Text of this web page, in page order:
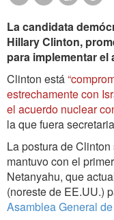
La candidata
Hillary Clinton,
para implementar
Clinton está
estrechamente con
el acuerdo nuclear
la que fuera
La postura de
mantuvo con el
Netanyahu, que
(noreste de EE.UU.)
Asamblea General